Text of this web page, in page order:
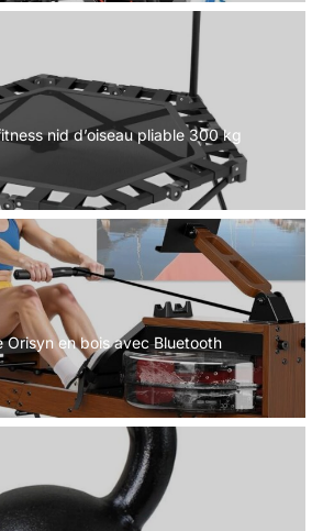
nid d’oiseau pliable 300 kg
Orisyn en bois avec Bluetooth